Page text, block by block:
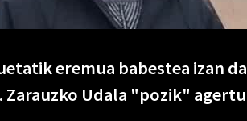
eremua babestea izan da
Udala "pozik" agertu